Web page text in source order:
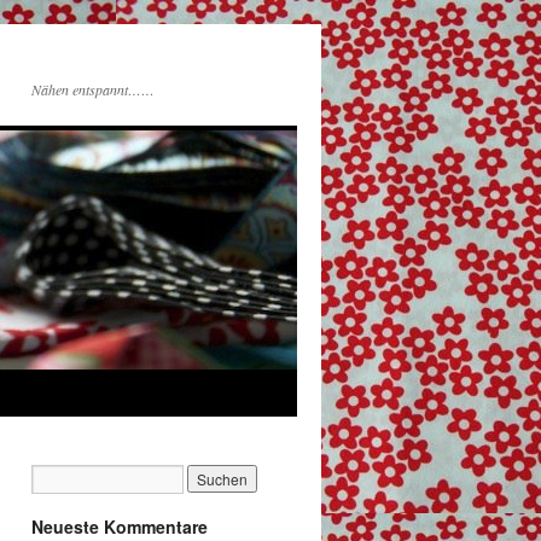
Nähen entspannt……
Neueste Kommentare